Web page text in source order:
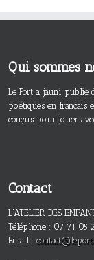
Qui sommes
Le Port a jauni publie
poétiques en français
conçus pour jouer
Contact
L'ATELIER DES
Téléphone : 07 71 05
Email :